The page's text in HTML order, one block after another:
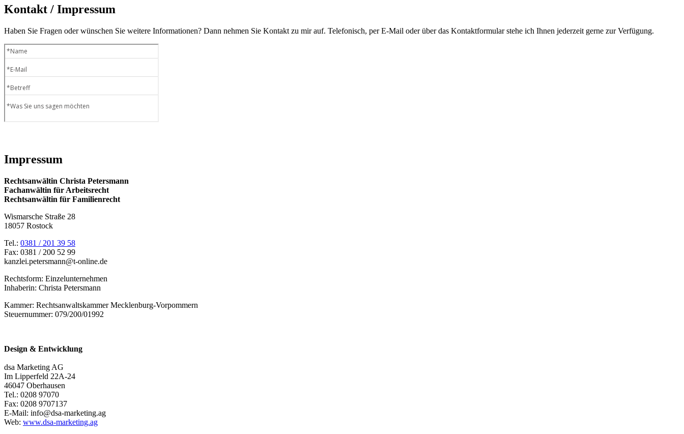
Kontakt / Impressum
Haben Sie Fragen oder wünschen Sie weitere Informationen? Dann nehmen Sie Kontakt zu mir auf. Telefonisch, per E-Mail oder über das Kontaktformular stehe ich Ihnen jederzeit gerne zur Verfügung.
Impressum
Rechtsanwältin Christa Petersmann
Fachanwältin für Arbeitsrecht
Rechtsanwältin für Familienrecht
Wismarsche Straße 28
18057 Rostock
Tel.: 0381 / 201 39 58
Fax: 0381 / 200 52 99
kanzlei.petersmann@t-online.de
Rechtsform: Einzelunternehmen
Inhaberin: Christa Petersmann
Kammer: Rechtsanwaltskammer Mecklenburg-Vorpommern
Steuernummer: 079/200/01992
Design & Entwicklung
dsa Marketing AG
Im Lipperfeld 22A-24
46047 Oberhausen
Tel.: 0208 97070
Fax: 0208 9707137
E-Mail: info@dsa-marketing.ag
Web: www.dsa-marketing.ag